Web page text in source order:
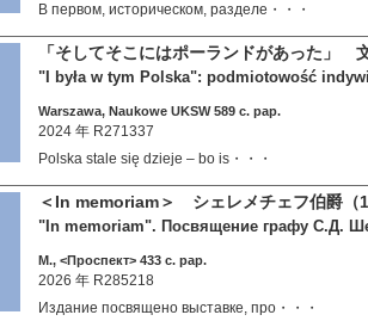
В первом, историческом, разделе・・・
「そしてそこにはポーランドがあった」
"I była w tym Polska": podmiotowość
Warszawa, Naukowe UKSW 589 c. pap.
2024 年 R271337
Polska stale się dzieje – bo is・・・
＜In memoriam＞ シェレメチェフ伯爵
"In memoriam". Посвящение графу С.Д.
М., <Проспект> 433 c. pap.
2026 年 R285218
Издание посвящено выставке, про・・・